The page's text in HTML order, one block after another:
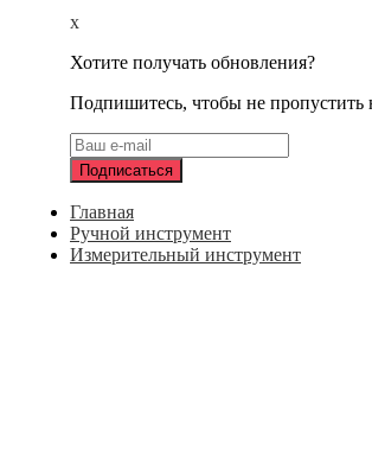
x
Хотите получать обновления?
Подпишитесь, чтобы не пропустить
Главная
Ручной инструмент
Измерительный инструмент